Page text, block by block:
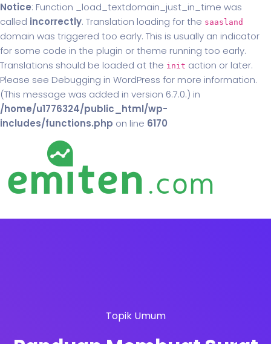
Notice: Function _load_textdomain_just_in_time was
called incorrectly. Translation loading for the saasland
domain was triggered too early. This is usually an indicator
for some code in the plugin or theme running too early.
Translations should be loaded at the init action or later.
Please see Debugging in WordPress for more information.
(This message was added in version 6.7.0.) in
/home/u1776324/public_html/wp-
includes/functions.php on line 6170
Topik Umum